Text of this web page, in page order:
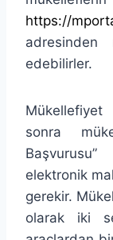
https://
adresinden
edebilirler.
sonra
elektronik
gerekir.
olarak iki